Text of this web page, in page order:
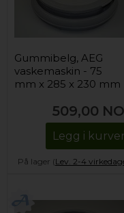
Gummibelg, AEG
vaskemaskin - 75
mm x 285 x 230 mm
509,00
Legg i
På lager (Lev. 2-4